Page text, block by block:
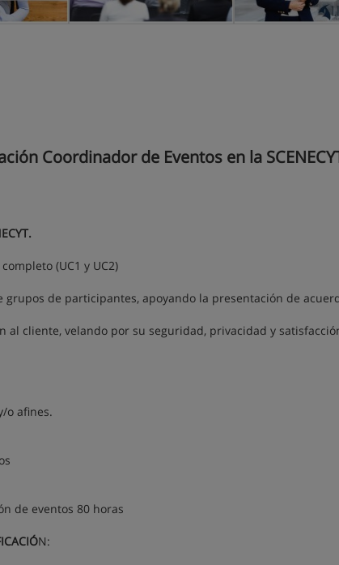
Coordinador de Eventos en la
(UC1 y UC2)
grupos de participantes, apoyando la presentación de
al cliente, velando por su seguridad, privacidad y
o afines.
de eventos 80 horas
N: